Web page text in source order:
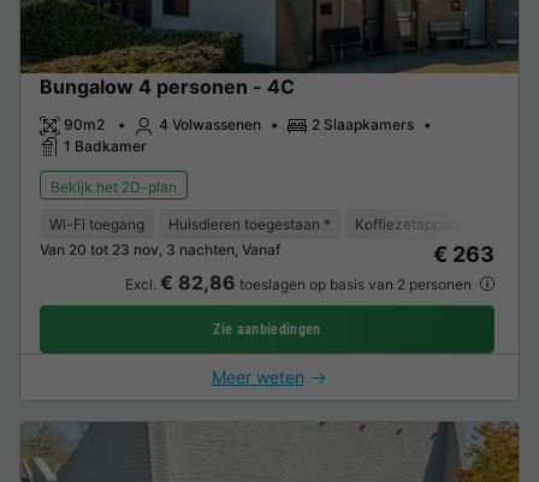
Bungalow 4 personen - 4C
90m2 4 Volwassenen
2 Slaapkamers
1 Badkamer
Bekijk het 2D-plan
Wi-Fi toegang Huisdieren toegestaan * Koffiezetapparaat
Van 20 tot 23 nov, 3 nachten, Vanaf
€ 263
Excl. € 82,86 toeslagen op basis van 2 personen
Zie aanbiedingen
Meer weten